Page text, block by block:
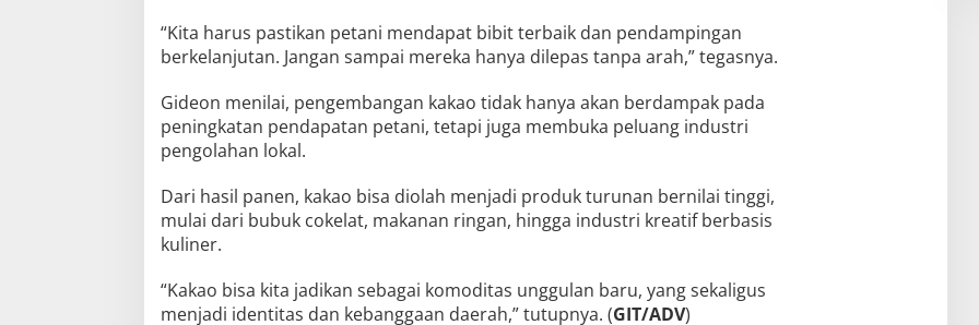
“Kita harus pastikan petani mendapat bibit terbaik dan pendampingan
berkelanjutan. Jangan sampai mereka hanya dilepas tanpa arah,” tegasnya.
Gideon menilai, pengembangan kakao tidak hanya akan berdampak pada
peningkatan pendapatan petani, tetapi juga membuka peluang industri
pengolahan lokal.
Dari hasil panen, kakao bisa diolah menjadi produk turunan bernilai tinggi,
mulai dari bubuk cokelat, makanan ringan, hingga industri kreatif berbasis
kuliner.
“Kakao bisa kita jadikan sebagai komoditas unggulan baru, yang sekaligus
menjadi identitas dan kebanggaan daerah,” tutupnya. (GIT/ADV)